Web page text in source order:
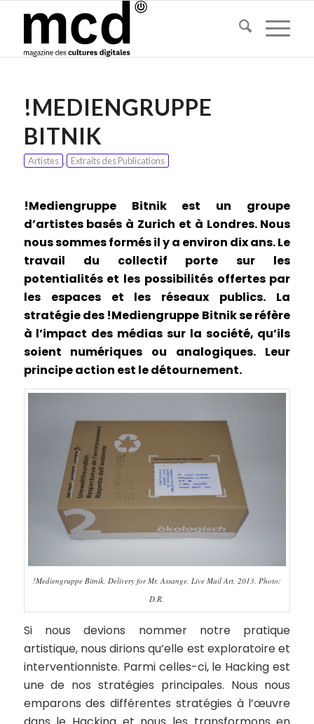
!MEDIENGRUPPE
BITNIK
Artistes , Extraits des Publications
!Mediengruppe Bitnik est un groupe
d’artistes basés à Zurich et à Londres. Nous
nous sommes formés il y a environ dix ans. Le
travail du collectif porte sur les
potentialités et les possibilités offertes par
les espaces et les réseaux publics. La
stratégie des !Mediengruppe Bitnik se réfère
à l’impact des médias sur la société, qu’ils
soient numériques ou analogiques.
Leur
principe action est le détournement.
!Mediengruppe Bitnik, Delivery for Mr. Assange, Live Mail Art, 2013. Photo:
D.R.
Si nous devions nommer notre pratique
artistique, nous dirions qu’elle est exploratoire et
interventionniste. Parmi celles-ci, le Hacking est
une de nos stratégies principales. Nous nous
emparons des différentes stratégies à l’œuvre